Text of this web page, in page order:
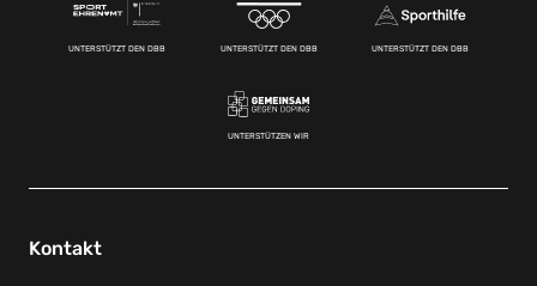
UNTERSTÜTZT DEN DBB UNTERSTÜTZT DEN DBB UNTERSTÜTZT DEN DBB
UNTERSTÜTZEN WIR
Kontakt